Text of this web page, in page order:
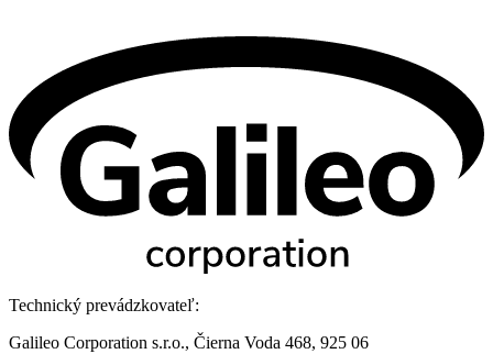
Technický prevádzkovateľ:
Galileo Corporation s.r.o., Čierna Voda 468, 925 06